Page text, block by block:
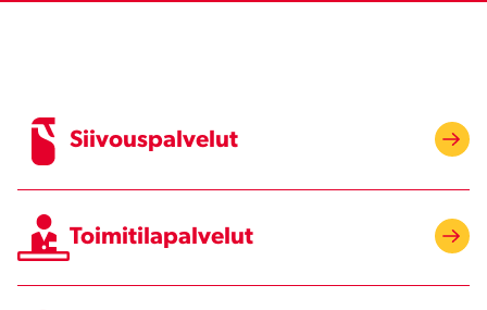
Siivouspalvelut
Toimitilapalvelut